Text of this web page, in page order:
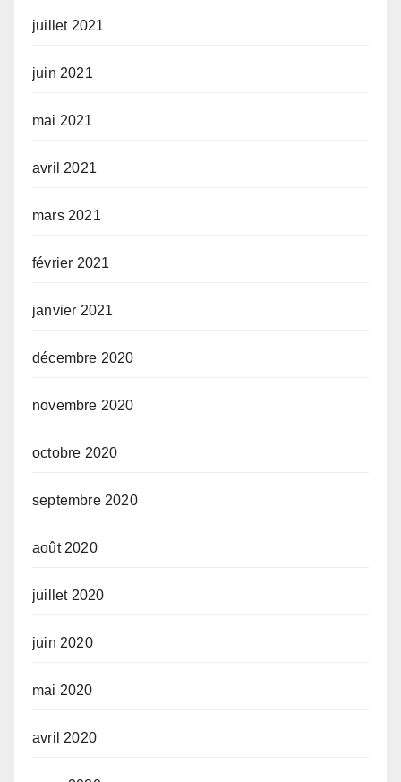
juillet 2021
juin 2021
mai 2021
avril 2021
mars 2021
février 2021
janvier 2021
décembre 2020
novembre 2020
octobre 2020
septembre 2020
août 2020
juillet 2020
juin 2020
mai 2020
avril 2020